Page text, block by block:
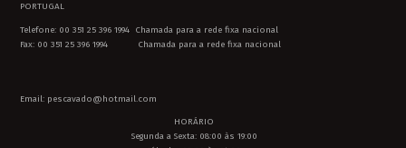
PORTUGAL
Telefone: 00 351 25 396 1994 Chamada para a rede fixa nacional
Fax: 00 351 25 396 1994 Chamada para a rede fixa nacional
Email: pescavado@hotmail.com
HORÁRIO
Segunda a Sexta: 08:00 às 19:00